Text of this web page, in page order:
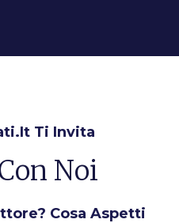
Ti Invita
Noi
Cosa Aspetti